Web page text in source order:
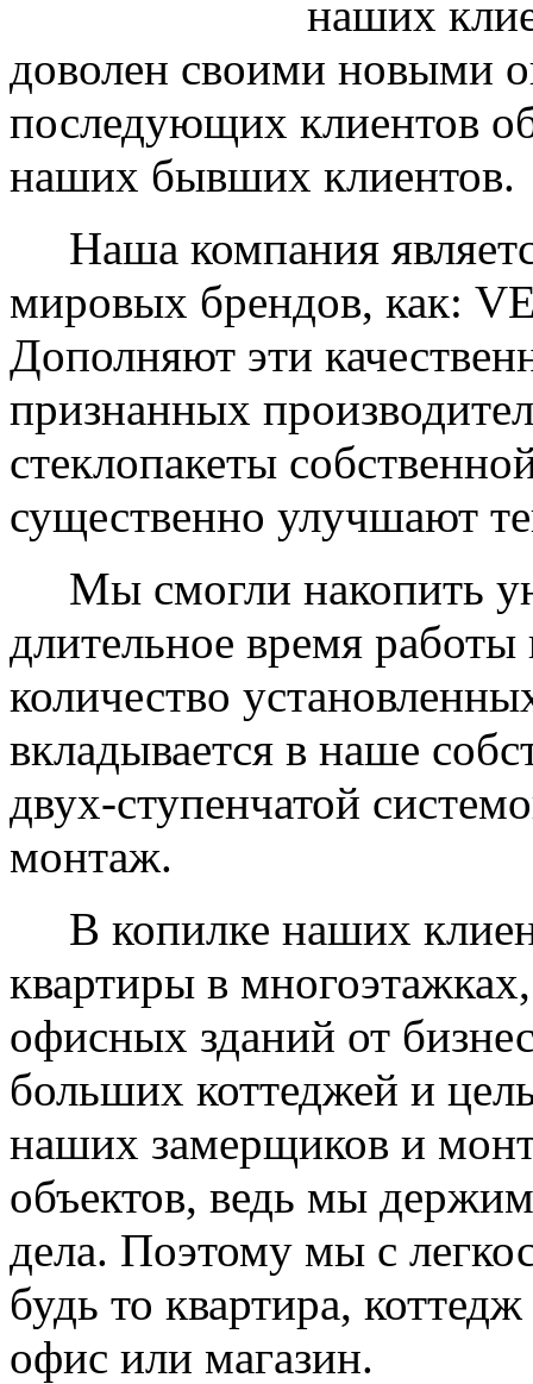
наших
доволен своими новыми
последующих клиентов
наших бывших клиентов.
Наша компания
мировых брендов, как:
Дополняют эти
признанных
стеклопакеты
существенно улучшают
Мы смогли накопить
длительное время
количество
вкладывается в наше
двух-ступенчатой
монтаж.
В копилке наших
квартиры в
офисных зданий от
больших коттеджей и
наших замерщиков и
объектов, ведь мы
дела. Поэтому мы с
будь то квартира,
офис или магазин.